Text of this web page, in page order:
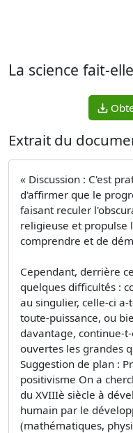
La science fait-
Extrait du
« Discussion : C'est
d'affirmer que le
faisant reculer
religieuse et propulse
comprendre et de
Cependant, derrière
quelques difficultés :
au singulier, celle-ci
toute-puissance, ou
davantage, continue-
ouvertes les grandes
Suggestion de plan :
positivisme On a
du XVIIIè siècle à
humain par le
(mathématiques,